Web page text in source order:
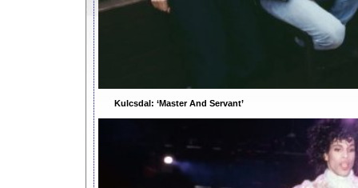
Kulcsdal: ‘Master And Servant’